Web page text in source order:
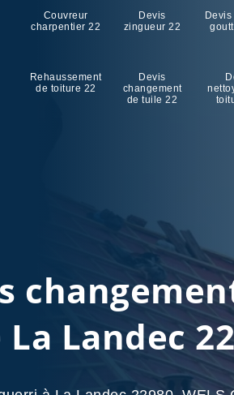
Couvreur
charpentier 22
Devis
zingueur 22
Rehaussement
de toiture 22
Devis
changement
de tuile 22
Landec